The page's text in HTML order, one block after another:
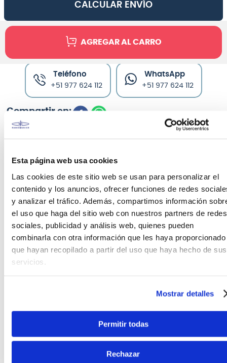
Esta página web usa cookies
Las cookies de este sitio web se usan para personalizar el
contenido y los anuncios, ofrecer funciones de redes
y analizar el tráfico. Además, compartimos información
el uso que haga del sitio web con nuestros partners de redes
sociales, publicidad y análisis web, quienes pueden
combinarla con otra información que les haya proporcionado
que hayan recopilado a partir del uso que haya hecho de sus
servicios.
Mostrar detalles
Permitir todas
Rechazar
CALCULAR ENVÍO
AGREGAR AL CARRO
Canales de venta y asesoría
Teléfono
+51 977 624 112
WhatsApp
+51 977 624 112
CARACTERÍSTICAS DEL PRODUCTO
Atril para teclado KS118B BKde HERCULES El atril de
teclado HERCULES TravLite KS118B tiene un diseño
compacto de una sola pieza que presenta el ajuste
de altura del disparador con 6 configuraciones.
Este soporte es fácil de configurar y desmontar.
Ajustador de gatillo con 6 configuraciones de
posición. El pie de goma ajustable proporciona
deshace fácilmente el diseño compacto viaja bien.
FICHA TÉCNICA Y DIMENSIONES
Capacidad de carga